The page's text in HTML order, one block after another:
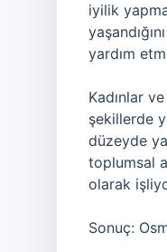
iyilik
yardım
Kadınlar
şekillerde
düzeyde
toplumsal
olarak
Sonuç: